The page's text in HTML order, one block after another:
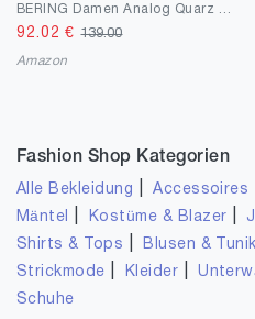
92.02 €139.00
Amazon
Fashion Shop Kategorien
Alle Bekleidung |Accessoires
Mäntel Kostüme & Blazer
Shirts & Tops Blusen &
Strickmode
Kleider |
Schuhe